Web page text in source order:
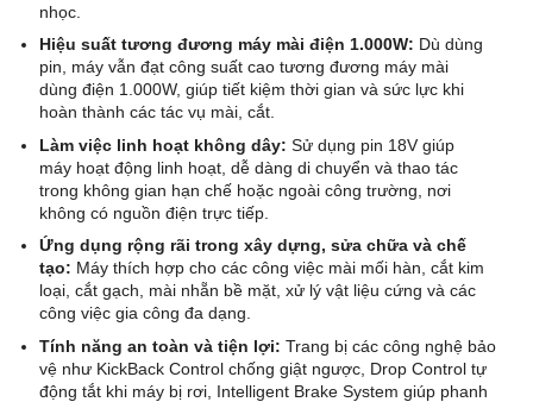
nhọc.
Hiệu suất tương đương máy mài điện 1.000W: Dù dùng
pin, máy vẫn đạt công suất cao tương đương máy mài
dùng điện 1.000W, giúp tiết kiệm thời gian và sức lực khi
hoàn thành các tác vụ mài, cắt.
Làm việc linh hoạt không dây: Sử dụng pin 18V giúp
máy hoạt động linh hoạt, dễ dàng di chuyển và thao tác
trong không gian hạn chế hoặc ngoài công trường, nơi
không có nguồn điện trực tiếp.
Ứng dụng rộng rãi trong xây dựng, sửa chữa và chế
tạo: Máy thích hợp cho các công việc mài mối hàn, cắt kim
loại, cắt gạch, mài nhẵn bề mặt, xử lý vật liệu cứng và các
công việc gia công đa dạng.
Tính năng an toàn và tiện lợi: Trang bị các công nghệ bảo
vệ như KickBack Control chống giật ngược, Drop Control tự
động tắt khi máy bị rơi, Intelligent Brake System giúp phanh